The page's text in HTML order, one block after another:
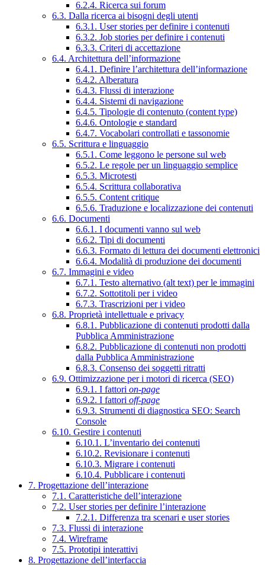
6.2.4. Ricerca sui forum
6.3. Dalla ricerca ai bisogni degli utenti
6.3.1. User stories per definire i contenuti
6.3.2. Job stories per definire i contenuti
6.3.3. Criteri di accettazione
6.4. Architettura dell’informazione
6.4.1. Definire l’architettura dell’informazione
6.4.2. Alberatura
6.4.3. Flussi di interazione
6.4.4. Sistemi di navigazione
6.4.5. Tipologie di contenuto (content type)
6.4.6. Ontologie e standard
6.4.7. Vocabolari controllati e tassonomie
6.5. Scrittura e linguaggio
6.5.1. Come leggono le persone sul web
6.5.2. Le regole per un linguaggio semplice
6.5.3. Microtesti
6.5.4. Scrittura collaborativa
6.5.5. Content critique
6.5.6. Traduzione e localizzazione dei contenuti
6.6. Documenti
6.6.1. I documenti vanno sul web
6.6.2. Tipi di documenti
6.6.3. Formato di lettura dei documenti elettronici
6.6.4. Modalità di produzione dei documenti
6.7. Immagini e video
6.7.1. Testo alternativo (alt text) per le immagini
6.7.2. Sottotitoli per i video
6.7.3. Trascrizioni per i video
6.8. Proprietà intellettuale e privacy
6.8.1. Pubblicazione di contenuti prodotti dalla
Pubblica Amministrazione
6.8.2. Pubblicazione di contenuti non prodotti
dalla Pubblica Amministrazione
6.8.3. Consenso dei soggetti ritratti
6.9. Ottimizzazione per i motori di ricerca (SEO)
6.9.1. I fattori on-page
6.9.2. I fattori off-page
6.9.3. Strumenti di diagnostica SEO: Search
Console
6.10. Gestire i contenuti
6.10.1. L’inventario dei contenuti
6.10.2. Revisionare i contenuti
6.10.3. Migrare i contenuti
6.10.4. Pubblicare i contenuti
7. Progettazione dell’interazione
7.1. Caratteristiche dell’interazione
7.2. User stories per definire l’interazione
7.2.1. Differenza tra scenari e user stories
7.3. Flussi di interazione
7.4. Wireframe
7.5. Prototipi interattivi
8. Progettazione dell’interfaccia